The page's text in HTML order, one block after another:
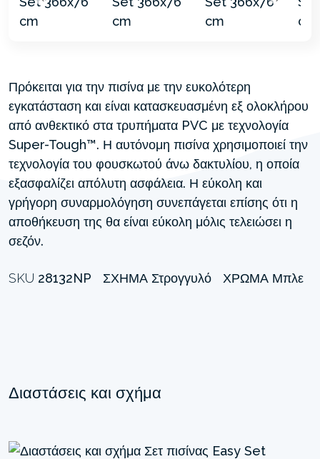
Πρόκειται για την πισίνα με την ευκολότερη
εγκατάσταση και είναι κατασκευασμένη εξ ολοκλήρου
από ανθεκτικό στα τρυπήματα PVC με τεχνολογία
Super-Tough™. Η αυτόνομη πισίνα χρησιμοποιεί την
τεχνολογία του φουσκωτού άνω δακτυλίου, η οποία
εξασφαλίζει απόλυτη ασφάλεια. Η εύκολη και
γρήγορη συναρμολόγηση συνεπάγεται επίσης ότι η
αποθήκευση της θα είναι εύκολη μόλις τελειώσει η
σεζόν.
SKU 28132NP ΣΧΉΜΑ Στρογγυλό ΧΡΏΜΑ Μπλε
Διαστάσεις και σχήμα